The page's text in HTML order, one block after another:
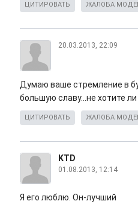
ЦИТИРОВАТЬ ЖАЛОБА
20.03.2013, 22:09
Думаю ваше стремление в
большую славу...не хотите
ЦИТИРОВАТЬ ЖАЛОБА
KTD
01.08.2013, 12:14
Я его люблю. Он-лучший